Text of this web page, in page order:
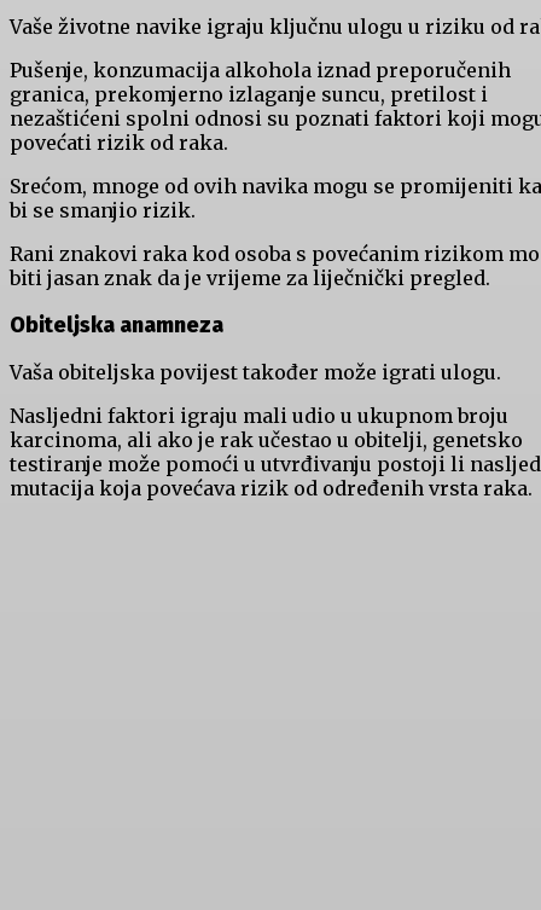
Vaše životne navike igraju ključnu ulogu u riziku od
Pušenje, konzumacija alkohola iznad preporučenih
granica, prekomjerno izlaganje suncu, pretilost i
nezaštićeni spolni odnosi su poznati faktori koji
povećati rizik od raka.
Srećom, mnoge od ovih navika mogu se promijeniti
bi se smanjio rizik.
Rani znakovi raka kod osoba s povećanim rizikom
biti jasan znak da je vrijeme za liječnički pregled.
Obiteljska anamneza
Vaša obiteljska povijest također može igrati ulogu.
Nasljedni faktori igraju mali udio u ukupnom broju
karcinoma, ali ako je rak učestao u obitelji, genetsko
testiranje može pomoći u utvrđivanju postoji li
mutacija koja povećava rizik od određenih vrsta raka.